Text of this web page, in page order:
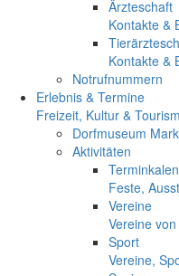
Ärzteschaft
Kontakte &
Kontakte &
Notrufnummern
Erlebnis & Termine
Freizeit, Kultur &
Dorfmuseum
Aktivitäten
Feste,
Vereine
Vereine
Sport
Vereine,